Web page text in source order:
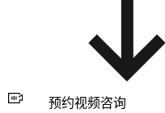
预约视频咨询